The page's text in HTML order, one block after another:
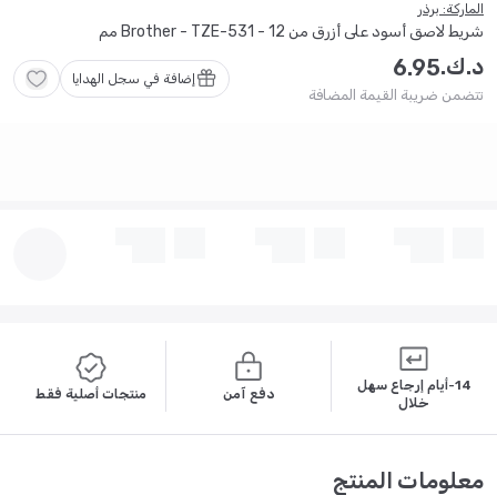
الماركة: برذر
شريط لاصق أسود على أزرق من Brother - TZE-531 - 12 مم
د.ك. 6.95
تتضمن ضريبة القيمة المضافة
إضافة في سجل الهدايا
14-أيام إرجاع سهل
خلال
دفع آمن منتجات أصلية فقط
معلومات المنتج